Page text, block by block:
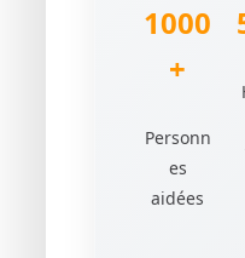
1000
+
Personn
es
aidées